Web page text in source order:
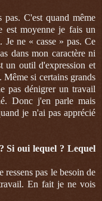
C'est quand même
est moyenne je fais un
Je ne « casse » pas. Ce
dans mon caractère ni
un outil d'expression et
Même si certains grands
pas dénigrer un travail
Donc j'en parle mais
je n'ai pas apprécié
Si oui lequel ? Lequel
ressens pas le besoin de
En fait je ne vois